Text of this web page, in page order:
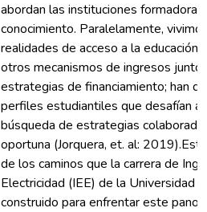
abordan las instituciones
conocimiento. Paralelamente,
realidades de acceso a la educación
otros mecanismos de ingresos junto
estrategias de financiamiento; han
perfiles estudiantiles que desafían a
búsqueda de estrategias
oportuna (Jorquera, et. al:
de los caminos que la carrera de
Electricidad (IEE) de la Universidad
construido para enfrentar este